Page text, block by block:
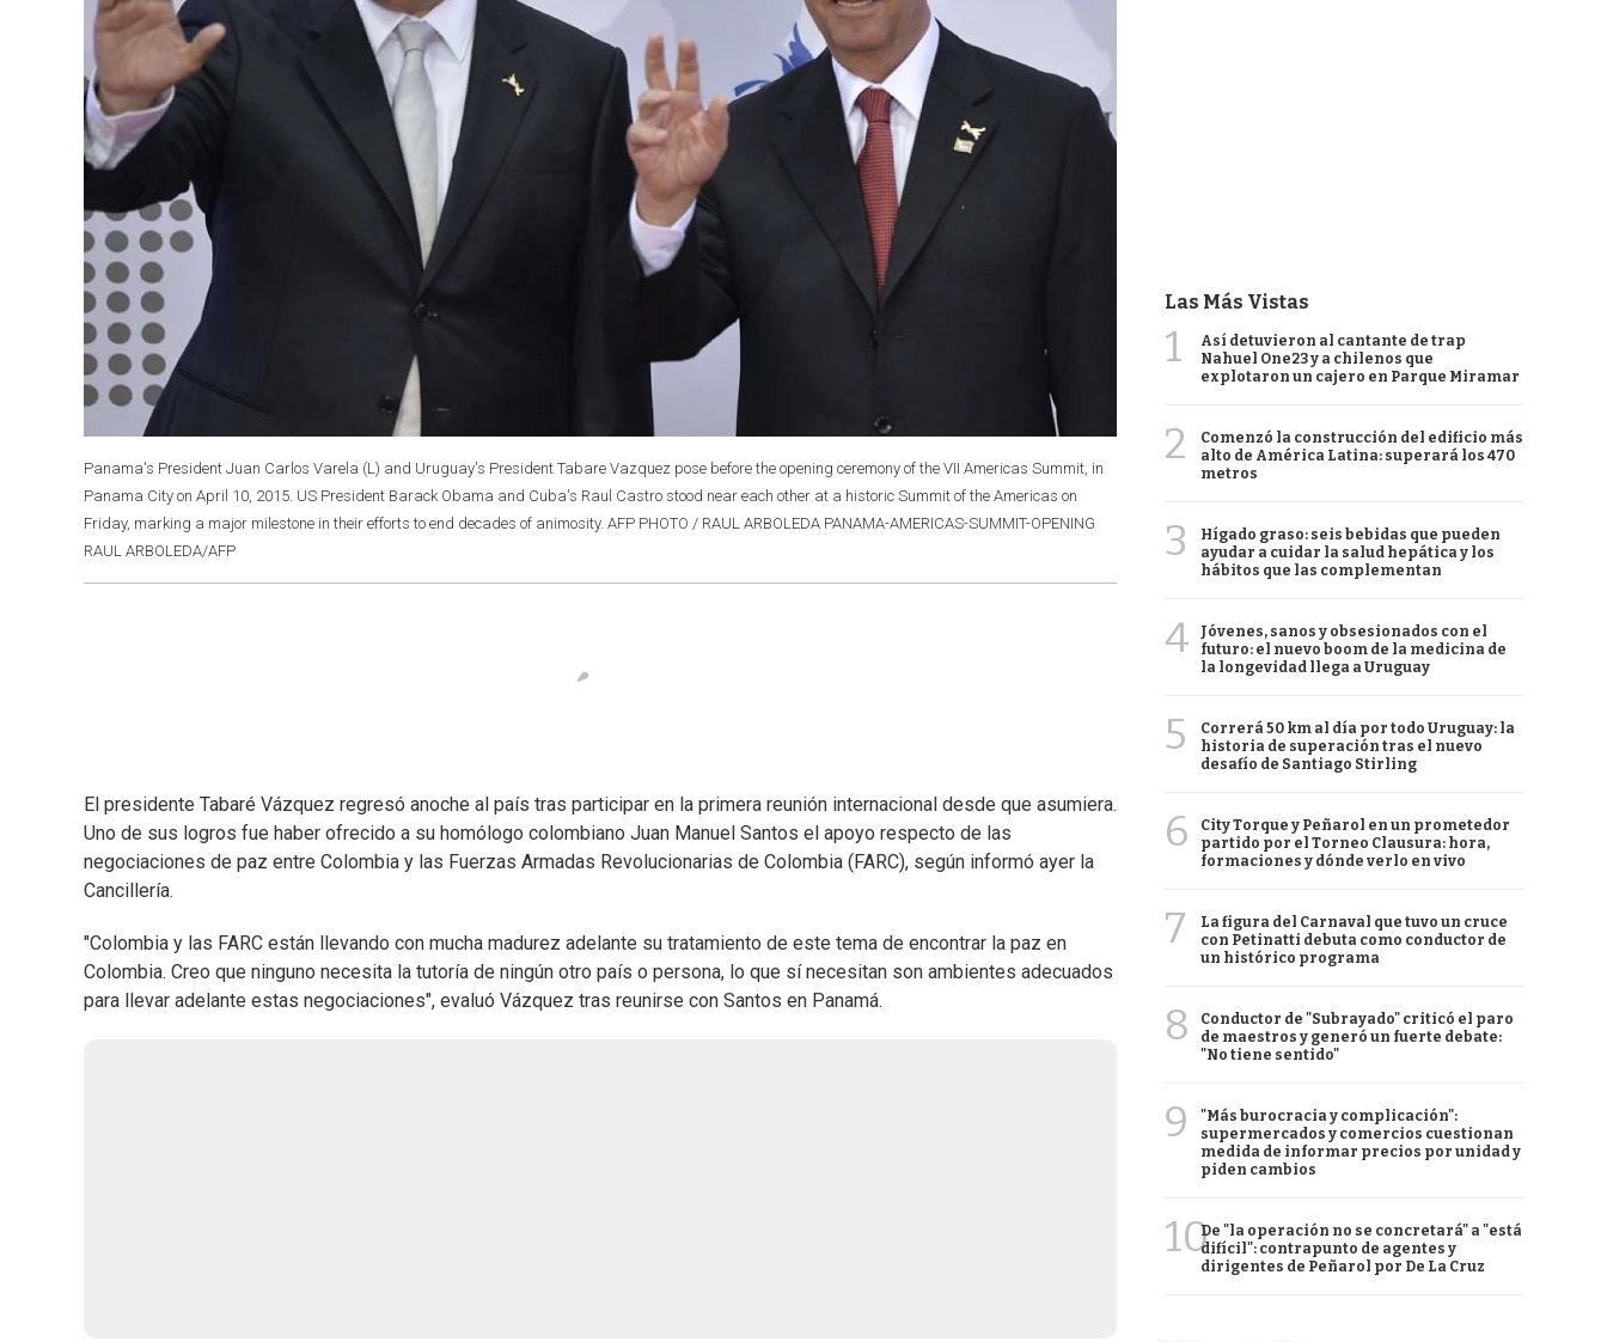
Panama's President Juan Carlos Varela (L) and Uruguay's President Tabare Vazquez pose before the opening ceremony of the VII Americas Summit, in
Panama City on April 10, 2015. US President Barack Obama and Cuba's Raul Castro stood near each other at a historic Summit of the Americas on
Friday, marking a major milestone in their efforts to end decades of animosity. AFP PHOTO / RAUL ARBOLEDA PANAMA-AMERICAS-SUMMIT-OPENING
RAUL ARBOLEDA/AFP
El presidente Tabaré Vázquez regresó anoche al país tras participar en la primera reunión internacional desde que asumiera.
Uno de sus logros fue haber ofrecido a su homólogo colombiano Juan Manuel Santos el apoyo respecto de las
negociaciones de paz entre Colombia y las Fuerzas Armadas Revolucionarias de Colombia (FARC), según informó ayer la
Cancillería.
"Colombia y las FARC están llevando con mucha madurez adelante su tratamiento de este tema de encontrar la paz en
Colombia. Creo que ninguno necesita la tutoría de ningún otro país o persona, lo que sí necesitan son ambientes adecuados
para llevar adelante estas negociaciones", evaluó Vázquez tras reunirse con Santos en Panamá.
Las Más Vistas
1
Así detuvieron al cantante de trap
Nahuel One23 y a chilenos que
explotaron un cajero en Parque Miramar
2
Comenzó la construcción del edificio más
alto de América Latina: superará los 470
metros
3
Hígado graso: seis bebidas que pueden
ayudar a cuidar la salud hepática y los
hábitos que las complementan
4
Jóvenes, sanos y obsesionados con el
futuro: el nuevo boom de la medicina de
la longevidad llega a Uruguay
5
Correrá 50 km al día por todo Uruguay: la
historia de superación tras el nuevo
desafío de Santiago Stirling
6
City Torque y Peñarol en un prometedor
partido por el Torneo Clausura: hora,
formaciones y dónde verlo en vivo
7
La figura del Carnaval que tuvo un cruce
con Petinatti debuta como conductor de
un histórico programa
8
Conductor de "Subrayado" criticó el paro
de maestros y generó un fuerte debate:
"No tiene sentido"
9
"Más burocracia y complicación":
supermercados y comercios cuestionan
medida de informar precios por unidad y
piden cambios
10De "la operación no se concretará" a "está
difícil": contrapunto de agentes y
dirigentes de Peñarol por De La Cruz